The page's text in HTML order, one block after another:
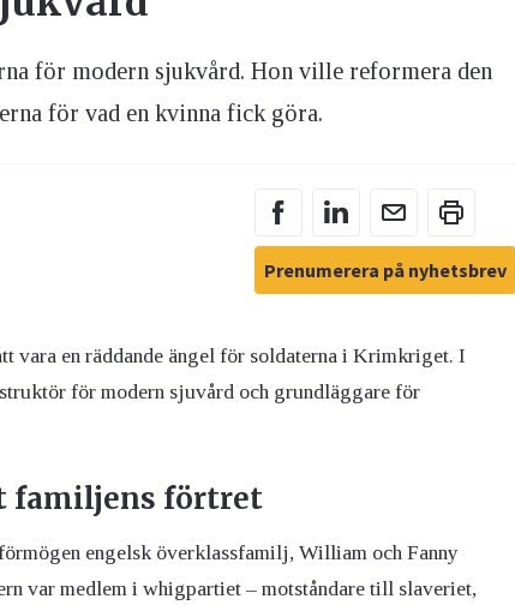
för modern sjukvård. Hon ville reformera den
för vad en kvinna fick göra.
Prenumerera på nyhetsbrev
vara en räddande ängel för soldaterna i Krimkriget. I
för modern sjuvård och grundläggare för
familjens förtret
engelsk överklassfamilj, William och Fanny
var medlem i whigpartiet – motståndare till slaveriet,